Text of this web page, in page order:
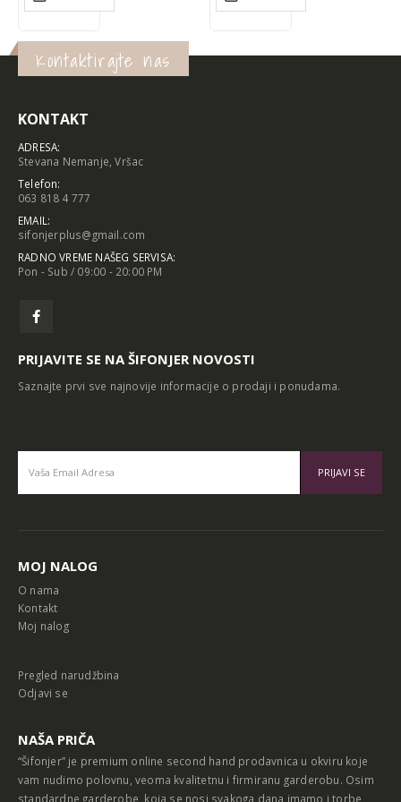
Kontaktirajte nas
KONTAKT
ADRESA:
Stevana Nemanje, Vršac
Telefon:
063 818 4 777
EMAIL:
sifonjerplus@gmail.com
RADNO VREME NAŠEG SERVISA:
Pon - Sub / 09:00 - 20:00 PM
PRIJAVITE SE NA ŠIFONJER NOVOSTI
Saznajte prvi sve najnovije informacije o prodaji i ponudama.
MOJ NALOG
O nama
Kontakt
Moj nalog
Pregled narudžbina
Odjavi se
NAŠA PRIČA
“Šifonjer” je premium online second hand prodavnica u okviru koje
vam nudimo polovnu, veoma kvalitetnu i firmiranu garderobu. Osim
standardne garderobe, koja se nosi svakoga dana imamo i torbe,